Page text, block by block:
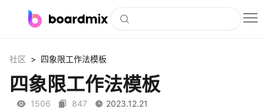
社区资源
下载
社区 > 四象限工作法模板
四象限工作法模板
1506 847 2023.12.21